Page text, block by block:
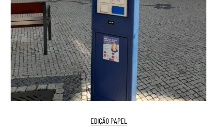
EDIÇÃO PAPEL